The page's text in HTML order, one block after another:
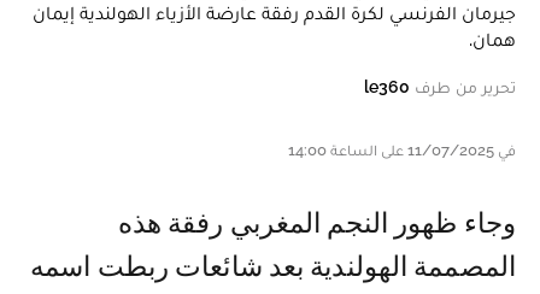
جيرمان الفرنسي لكرة القدم رفقة عارضة الأزياء الهولندية إيمان
همان.
تحرير من طرف le360
في 11/07/2025 على الساعة 14:00
وجاء ظهور النجم المغربي رفقة هذه
المصممة الهولندية بعد شائعات ربطت اسمه